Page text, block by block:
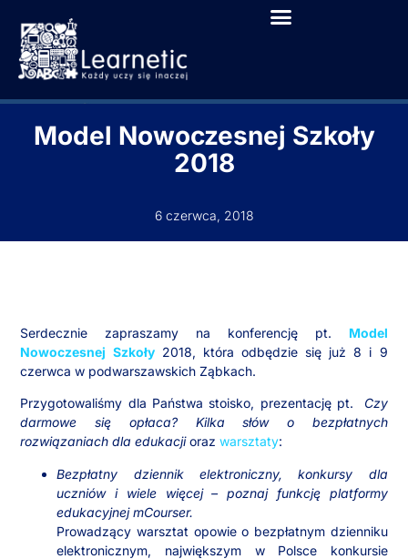
Model Nowoczesnej Szkoły
2018
6 czerwca, 2018
Serdecznie zapraszamy na konferencję pt. Model
Nowoczesnej Szkoły2018, która odbędzie się już 8 i 9
czerwca w podwarszawskich Ząbkach.
Przygotowaliśmy dla Państwa stoisko, prezentację pt.
Czy
darmowe się opłaca? Kilka słów o bezpłatnych
rozwiązaniach dla edukacjiorazwarsztaty:
Bezpłatny dziennik elektroniczny, konkursy dla
uczniów i wiele więcej – poznaj funkcję platformy
edukacyjnej mCourser.
Prowadzący warsztat opowie o bezpłatnym dzienniku
elektronicznym, największym w Polsce konkursie